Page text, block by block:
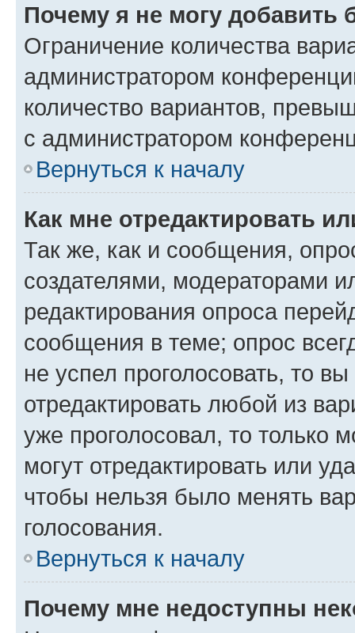
Почему я не могу добавить
Ограничение количества
администратором
количество вариантов,
с администратором
Вернуться к началу
Как мне отредактировать
Так же, как и сообщения,
создателями, модераторами
редактирования опроса
сообщения в теме; опрос
не успел проголосовать, то
отредактировать любой из
уже проголосовал, то только
могут отредактировать или
чтобы нельзя было менять
голосования.
Вернуться к началу
Почему мне недоступны